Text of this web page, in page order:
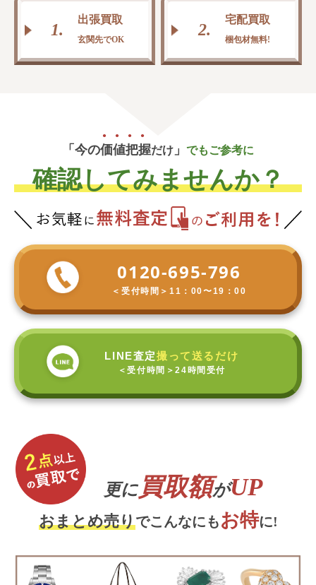
1.
出張買取
玄関先でOK
2.
宅配買取
梱包材無料!
「今の価値把握だけ 」 でもご参考に
確認してみませんか？
0120-695-796
＜受付時間＞ 11：00〜19：00
LINE査定撮って送るだけ
＜受付時間＞24時間受付
更に買取額がUP
おまとめ売りでこんなにもお特に!